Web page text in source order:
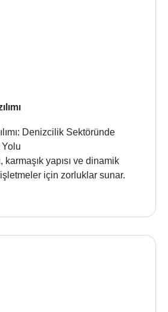
Denizcilik Sektöründe
Yolu
yapısı ve dinamik
için zorluklar sunar.